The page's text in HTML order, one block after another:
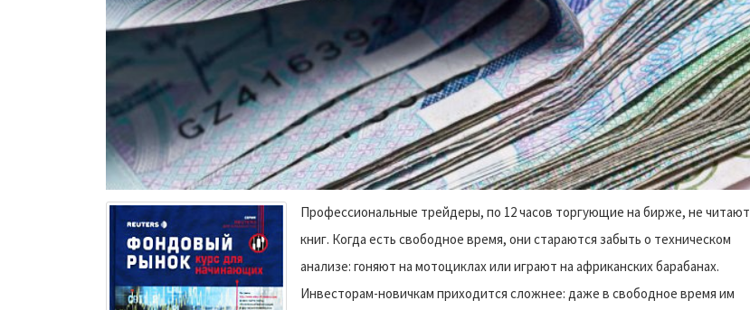
Профессиональные трейдеры, по 12 часов торгующие на бирже, не читают
книг. Когда есть свободное время, они стараются забыть о техническом
анализе: гоняют на мотоциклах или играют на африканских барабанах.
Инвесторам-новичкам приходится сложнее: даже в свободное время им